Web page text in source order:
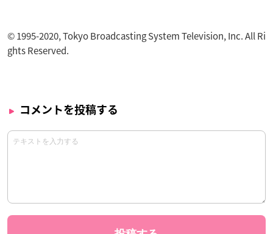
© 1995-2020, Tokyo Broadcasting System Television, Inc. All Ri
ghts Reserved.
コメントを投稿する